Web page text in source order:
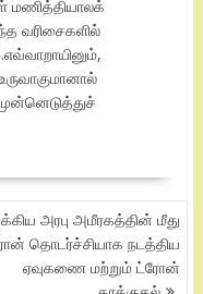
மணித்தியாலக்
வரிசைகளில்
அரபு அமீரகத்தின் மீது
தொடர்ச்சியாக நடத்திய
ஏவுகணை மற்றும் ட்ரோன்